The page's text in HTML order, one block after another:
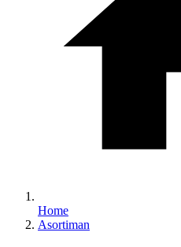
Home
Asortiman